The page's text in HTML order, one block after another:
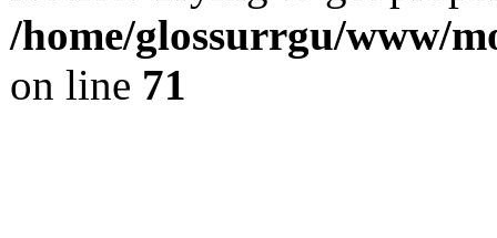
/home/glossurrgu/www/
on line 71